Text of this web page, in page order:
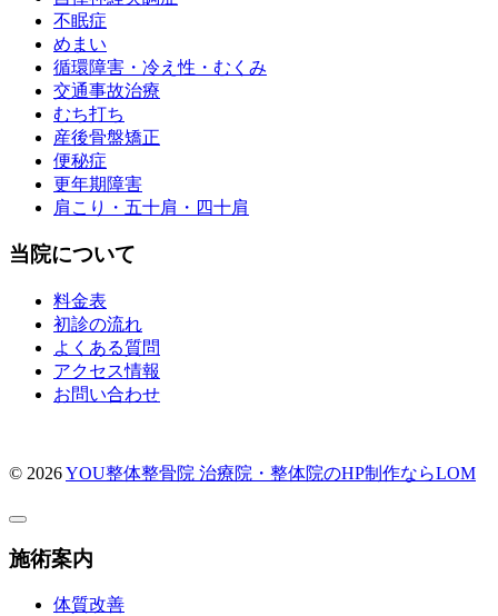
不眠症
めまい
循環障害・冷え性・むくみ
交通事故治療
むち打ち
産後骨盤矯正
便秘症
更年期障害
肩こり・五十肩・四十肩
当院について
料金表
初診の流れ
よくある質問
アクセス情報
お問い合わせ
© 2026YOU整体整骨院 治療院・整体院のHP制作ならLOM
施術案内
体質改善